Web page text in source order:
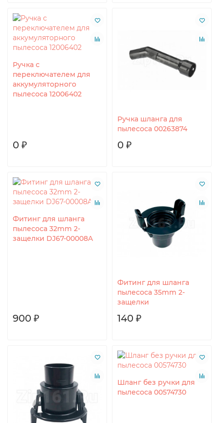
Ручка с
переключателем для
аккумуляторного
пылесоса 12006402
0 ₽
Ручка шланга для
пылесоса 00263874
0 ₽
Фитинг для шланга
пылесоса 32mm 2-
защелки DJ67-00008A
900 ₽
Фитинг для шланга
пылесоса 35mm 2-
защелки
140 ₽
Шланг без ручки для
пылесоса 00574730